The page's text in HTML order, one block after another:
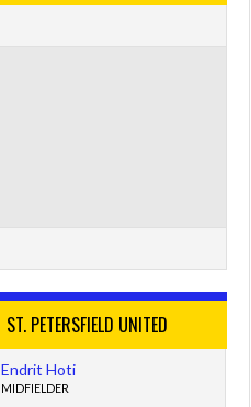
ST. PETERSFIELD UNITED
Endrit Hoti
MIDFIELDER